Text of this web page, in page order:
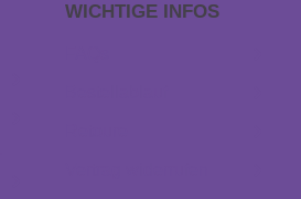
WICHTIGE INFOS